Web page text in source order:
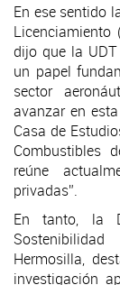
En ese sentido
Licenciamiento
dijo que la
un papel
sector
avanzar en
Casa de
Combustibles
reúne
privadas”.
En tanto, la
Hermosilla,
investigación